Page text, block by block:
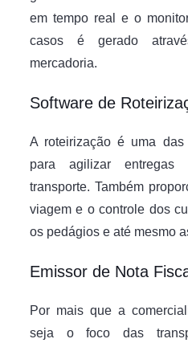
em tempo real e o
casos é gerado
mercadoria.
Software de
A roteirização é uma
para agilizar
transporte. Também
viagem e o controle dos
os pedágios e até mesmo
Emissor de Nota
Por mais que a
seja o foco das